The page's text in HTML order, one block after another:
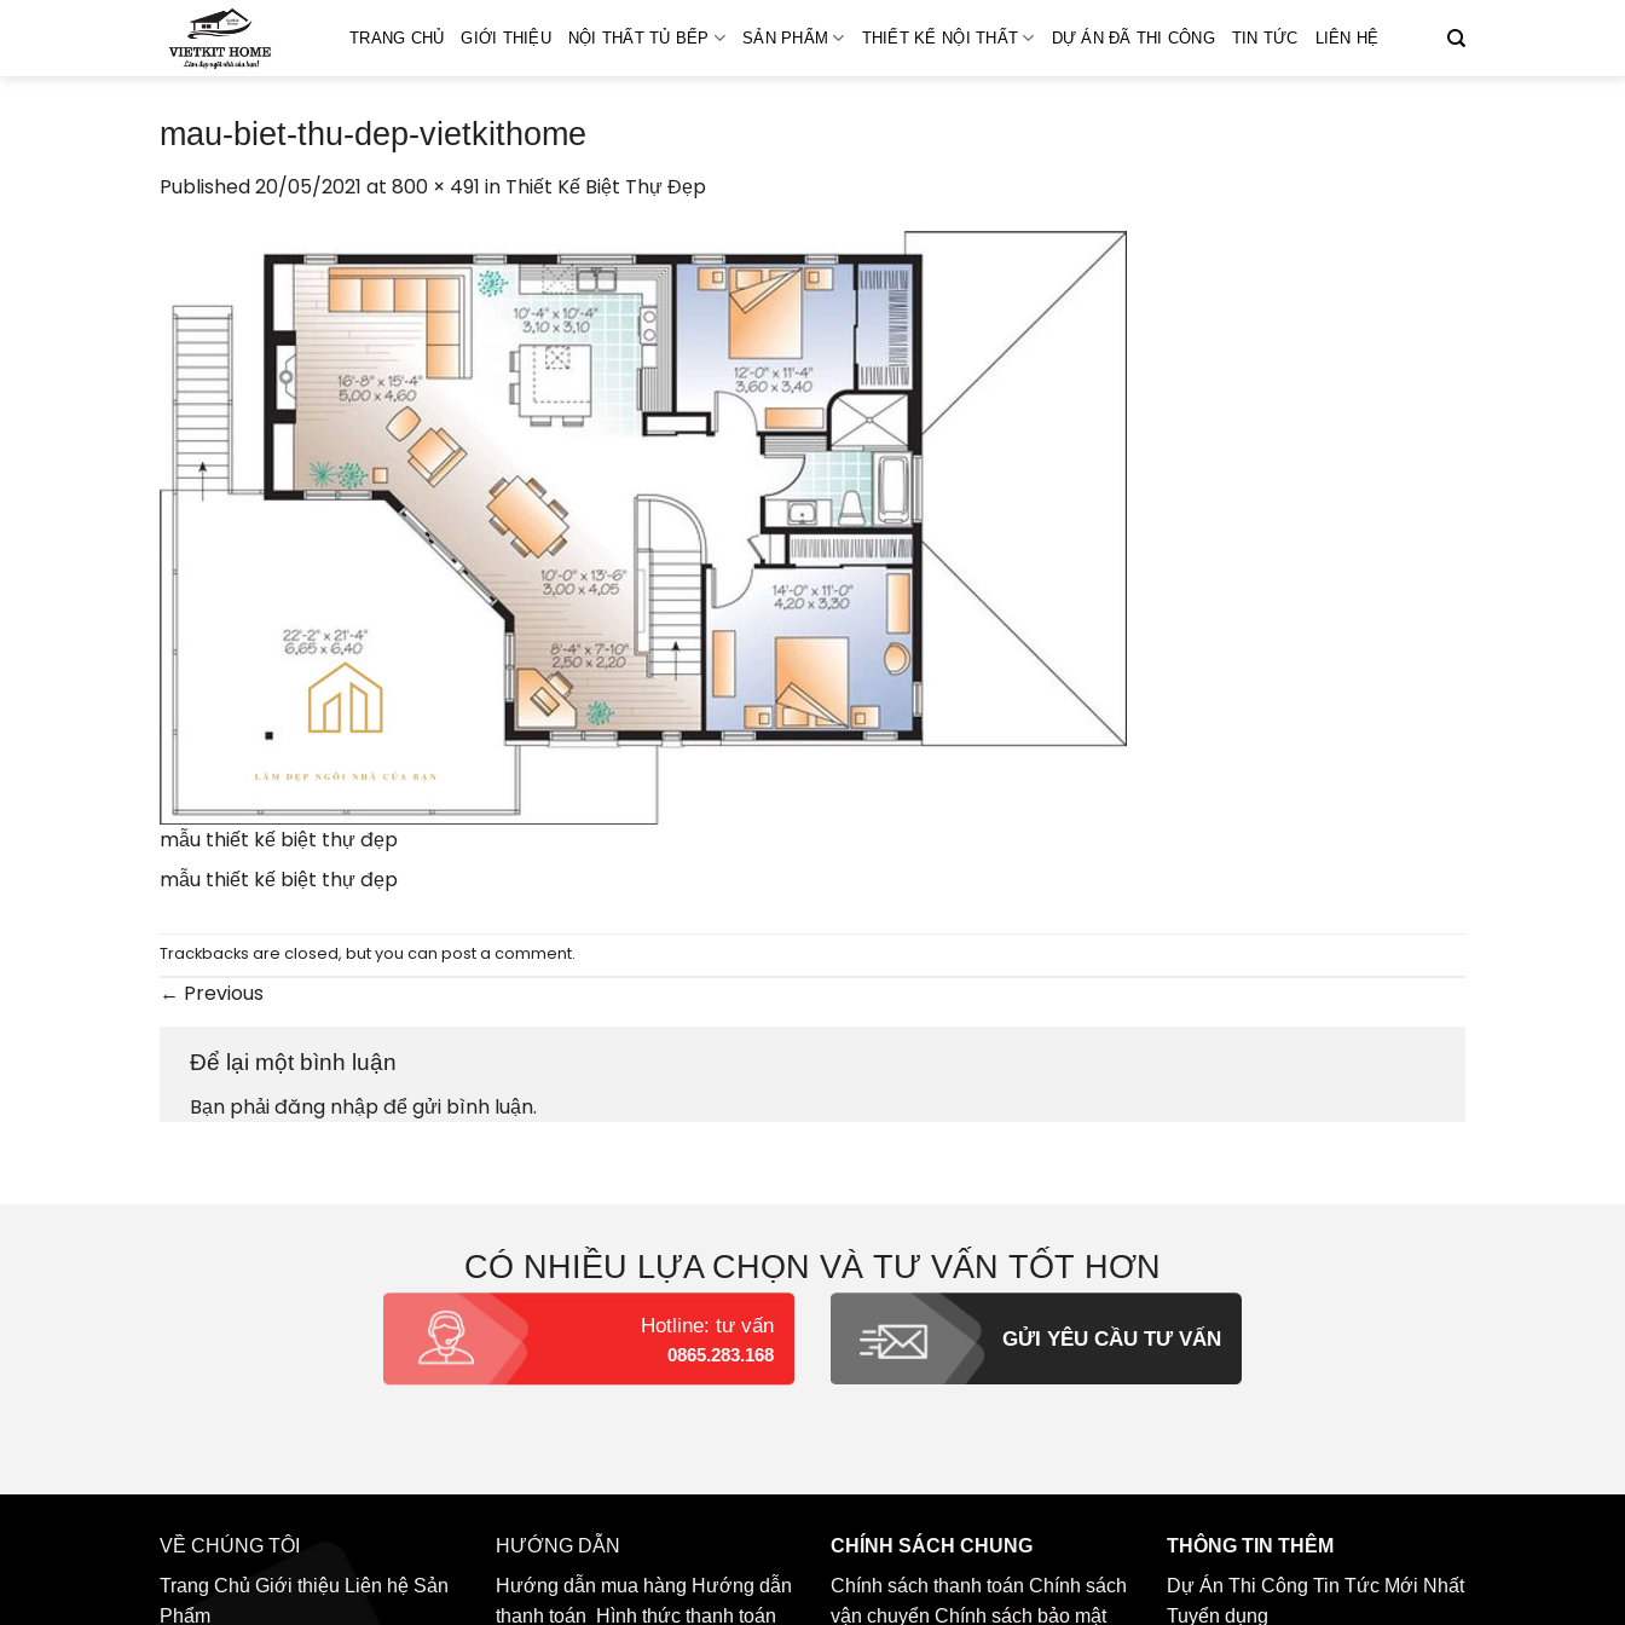
TRANG CHỦ GIỚI THIỆU NỘI THẤT TỦ BẾP SẢN PHẨM THIẾT KẾ NỘI THẤT DỰ ÁN ĐÃ THI CÔNG TIN TỨC LIÊN HỆ
mau-biet-thu-dep-vietkithome
Published20/05/2021 at 800 × 491 in Thiết Kế Biệt Thự Đẹp
mẫu thiết kế biệt thự đẹp
mẫu thiết kế biệt thự đẹp
Trackbacks are closed, but you can post a comment.
← Previous
Để lại một bình luận
Bạn phảiđăng nhậpđể gửi bình luận.
CÓ NHIỀU LỰA CHỌN VÀ TƯ VẤN TỐT HƠN
Hotline: tư vấn
0865.283.168
GỬI YÊU CẦU TƯ VẤN
VỀ CHÚNG TÔI
Trang Chủ Giới thiệu Liên hệ Sản
Phẩm
HƯỚNG DẪN
Hướng dẫn mua hàng Hướng dẫn
thanh toán
Hình thức thanh toán
CHÍNH SÁCH CHUNG
Chính sách thanh toán Chính sách
vận chuyển Chính sách bảo mật
THÔNG TIN THÊM
Dự Án Thi Công Tin Tức Mới Nhất
Tuyển dụng